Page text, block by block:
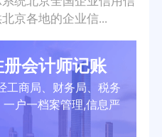
京各地的企业信...
册会计师记账
工商局、财务局、税务
户一档案管理,信息严